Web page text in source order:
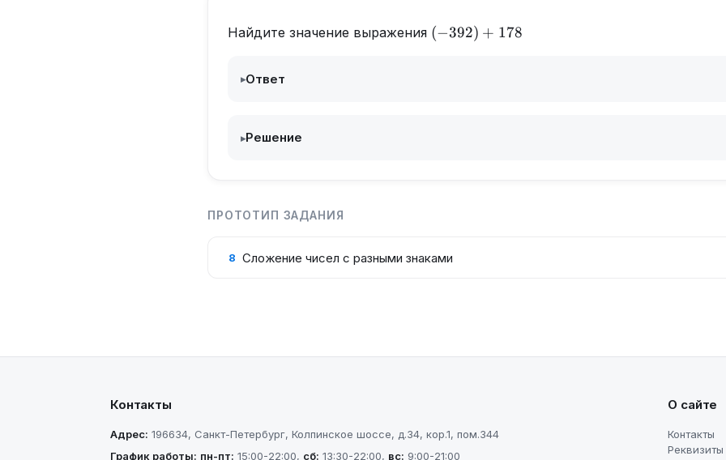
Найдите значение выражения (-392)+178
(−392) + 178
▸Ответ
▸Решение
ПРОТОТИП ЗАДАНИЯ
8 Сложение чисел с разными знаками
Контакты
Адрес: 196634, Санкт-Петербург, Колпинское шоссе, д.34, кор.1, пом.344
График работы: пн-пт: 15:00-22:00, сб: 13:30-22:00, вс: 9:00-21:00
О сайте
Контакты
Реквизиты